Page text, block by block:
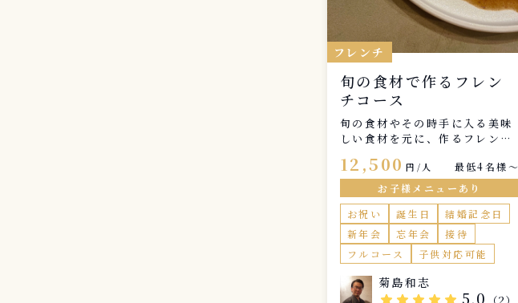
フレンチ
旬の食材で作るフレン
チコース
旬の食材やその時手に入る美味
しい食材を元に、作るフレンチ
りや食感を生かしたコースとな
っております。 少しでもお客様
に喜んで頂けるよう、事前にし
っかりヒアリングしてお客様の
為の特別なコースを作れたらと
思っておりますので、よろしく
お願い致します。
12,500 円/人
最低4名様〜
お子様メニューあり
お祝い
誕生日
結婚記念日
新年会
忘年会
接待
フルコース
子供対応可能
菊島和志
star star star star star 5.0 （2）